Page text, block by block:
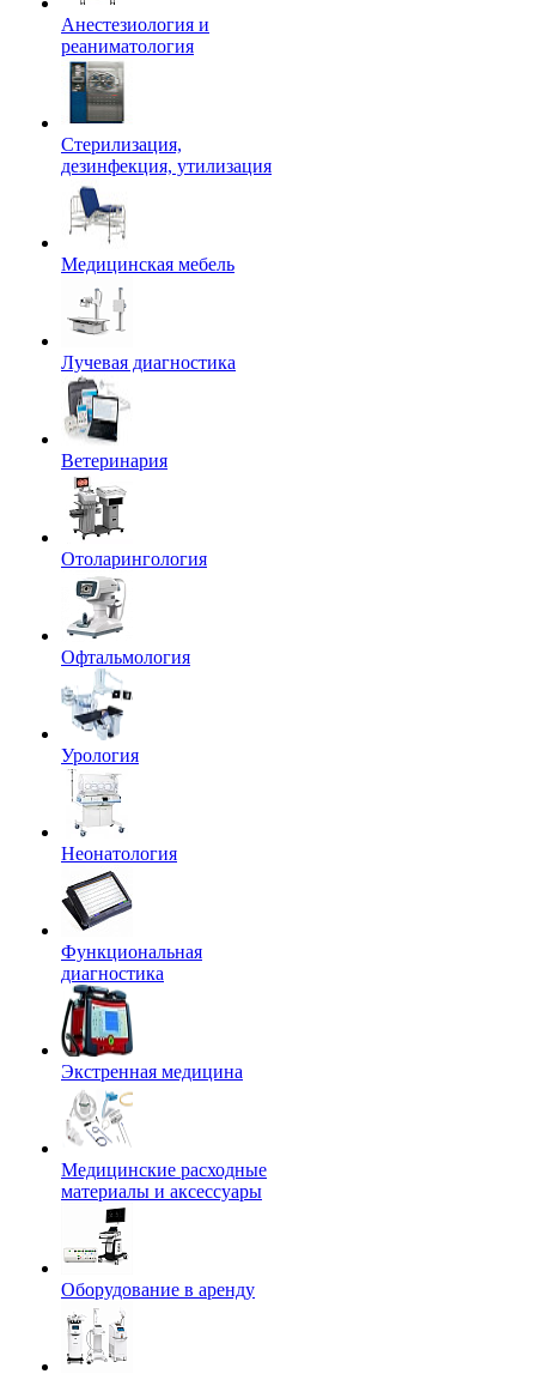
Анестезиология и
реаниматология
Стерилизация,
дезинфекция, утилизация
Медицинская мебель
Лучевая диагностика
Ветеринария
Отоларингология
Офтальмология
Урология
Неонатология
Функциональная
диагностика
Экстренная медицина
Медицинские расходные
материалы и аксессуары
Оборудование в аренду